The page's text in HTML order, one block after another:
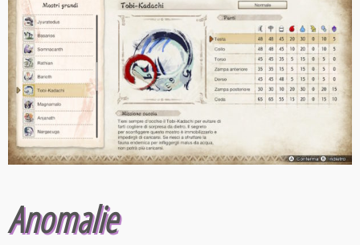
Anomalie